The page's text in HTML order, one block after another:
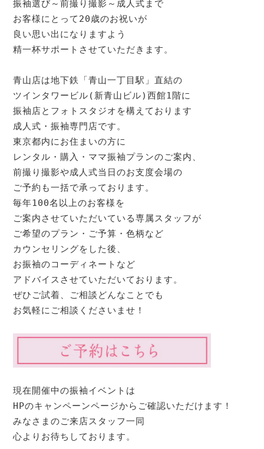
振袖選び～前撮り撮影～成人式まで
お客様にとって20歳のお祝いが
良い思い出になりますよう
精一杯サポートさせていただきます。
青山店は地下鉄「青山一丁目駅」直結の
ツインタワービル(新青山ビル)西館1階に
振袖店とフォトスタジオを構えております
成人式・振袖専門店です。
東京都内にお住まいの方に
レンタル・購入・ママ振袖プランのご案内、
前撮り撮影や成人式当日のお支度会場の
ご予約も一括で承っております。
毎年100名以上のお客様を
ご案内させていただいている専属スタッフが
ご希望のプラン・ご予算・色柄など
カウンセリングをした後、
お振袖のコーディネートなど
アドバイスさせていただいております。
ぜひご試着、ご相談どんなことでも
お気軽にご相談くださいませ！
現在開催中の振袖イベントは
HPのキャンペーンページからご確認いただけます！
みなさまのご来店スタッフ一同
心よりお待ちしております。